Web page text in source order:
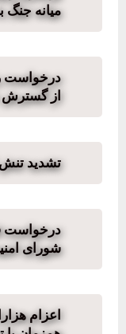
میانه جنگ
درخواست
از
تشدید تنش
درخواست
شورای
اعزام